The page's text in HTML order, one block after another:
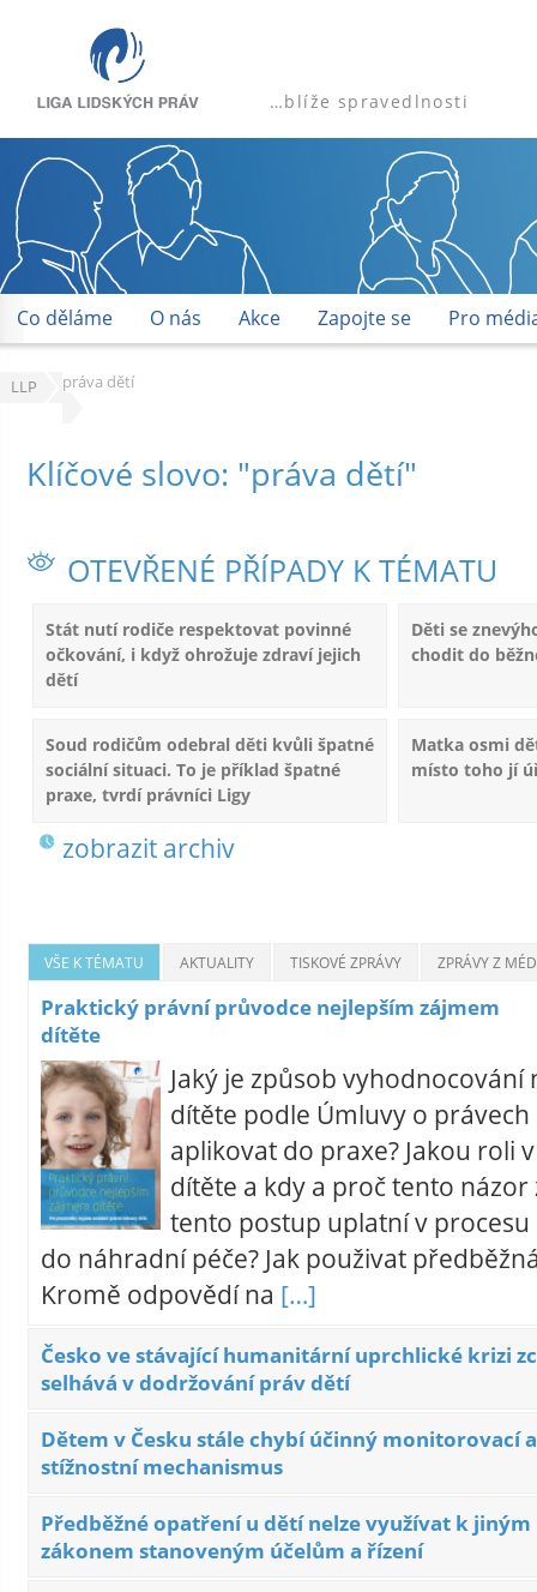
…blíže spravedlnosti
Co děláme O nás Akce Zapojte se Pro
LLP práva dětí
Klíčové slovo: "práva dětí"
OTEVŘENÉ PŘÍPADY K TÉMATU
Stát nutí rodiče respektovat povinné
očkování, i když ohrožuje zdraví jejich
dětí
Děti se
chodit do
Soud rodičům odebral děti kvůli špatné
sociální situaci. To je příklad špatné
praxe, tvrdí právníci Ligy
Matka osmi
místo toho jí
zobrazit archiv
VŠE K TÉMATU AKTUALITY TISKOVÉ ZPRÁVY ZPRÁVY Z
Praktický právní průvodce nejlepším zájmem
dítěte
Jaký je způsob
dítěte podle Úmluvy o právech
aplikovat do praxe? Jakou roli
dítěte a kdy a proč tento názor
tento postup uplatní v
do náhradní péče? Jak použivat
Kromě odpovědí na […]
Česko ve stávající humanitární uprchlické krizi
selhává v dodržování práv dětí
Dětem v Česku stále chybí účinný monitorovací a
stížnostní mechanismus
Předběžné opatření u dětí nelze využívat k jiným
zákonem stanoveným účelům a řízení